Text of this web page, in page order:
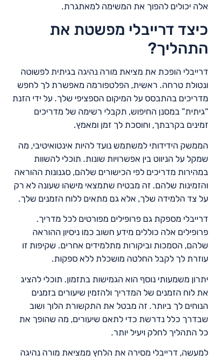
אלה יכולים להפוך את המשימה למאתגרת.
כיצד דרייבלי מפשטת את
התהליך?
דרייבלי הופכת את מציאת מורה נהיגה בגיתית לפשוטה
ונטולת טרחה. ראשית, הפלטפורמה מאפשרת לך לחפש
מדריכים בהתבסס על המיקום הספציפי שלך. על ידי הזנת
“גיתית” במסנן החיפוש, תקבלי רשימה של מדריכים
זמינים בקרבתך, וחוסכת לך זמן ומאמץ.
הממשק הידידותי למשתמש נועד להיות אינטואיטיבי, מה
שמקל על הניווט בין אפשרויות שונות. תוכלי להשוות
במהירות מדריכים לפי הכישורים שלהם, סגנונות ההוראה
והזמינות שלהם. זה מבטיח שתמצאי מישהו שעונה לא רק
על צד הלמידה שלך, אלא גם מתאים ללוח הזמנים שלך.
דרייבלי מספקת גם פרופילים מפורטים לכל מדריך.
פרופילים אלה כוללים מידע חשוב כמו ניסיון ההוראה
שלהם, הסמכות וביקורות מתלמידים אחרים. שקיפות זו
עוזרת לך לקבל החלטה מושכלת ללא ספקות.
יתרון משמעותי נוסף הוא הגמישות בתזמון. תוכלי להציג
את לוח הזמנים של המדריך ולהזמין שיעורים בזמנים
הנוחים לך ביותר. זה מבטל את התקשורת הלוך ושוב
שבדרך כלל נדרשת כדי לתאם שיעורים, מה שהופך את
כל התהליך לחלק ויעיל יותר.
למעשה, דרייבלי מסירה את הלחץ ממציאת מורה נהיגה